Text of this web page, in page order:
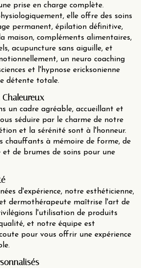
prise en charge complète.
elle offre des soins
permanent, épilation définitive,
maison, compléments alimentaires,
acupuncture sans aiguille, et
un neuro coaching
et l'hypnose ericksonienne
détente totale.
un cadre agréable, accueillant et
séduire par le charme de notre
et la sérénité sont à l'honneur.
chauffants à mémoire de forme, de
et de brumes de soins pour une
d'expérience, notre esthéticienne,
dermothérapeute maîtrise l'art de
l'utilisation de produits
et notre équipe est
pour vous offrir une expérience